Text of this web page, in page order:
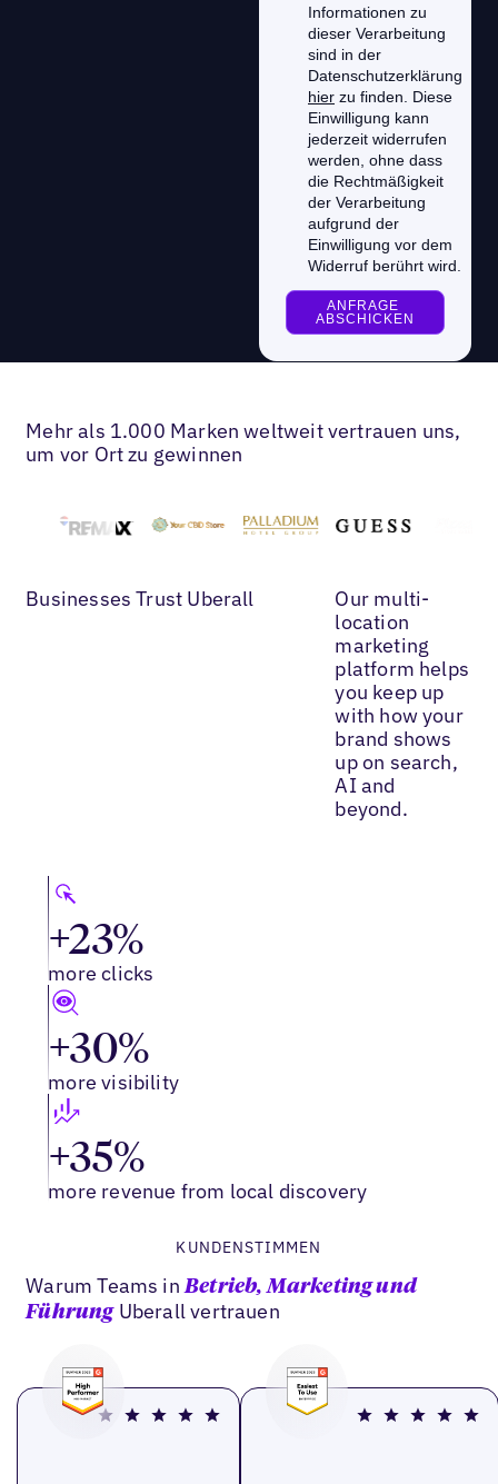
Mehr als 1.000 Marken weltweit vertrauen uns,
um vor Ort zu gewinnen
Businesses Trust Uberall
Our multi-
location
marketing
platform helps
you keep up
with how your
brand shows
up on search,
AI and
beyond.
+23%
more clicks
+30%
more visibility
+35%
more revenue from local discovery
KUNDENSTIMMEN
Warum Teams inBetrieb, Marketing und
FührungUberall vertrauen